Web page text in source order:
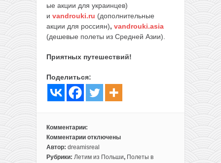
ые акции для украинцев)
и vandrouki.ru (дополнительные
акции для россиян), vandrouki.asia
(дешевые полеты из Средней Азии).
Приятных путешествий!
Поделиться:
Комментарии:
Комментарии
к
записи
отключены
Автор: dreamisreal
Рубрики: Летим из Польши, Полеты в